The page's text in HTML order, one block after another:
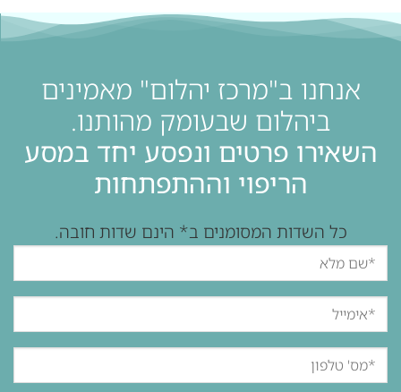
אנחנו ב"מרכז יהלום" מאמינים
ביהלום שבעומק מהותנו.
השאירו פרטים ונפסע יחד במסע
הריפוי וההתפתחות
כל השדות המסומנים ב* הינם שדות חובה.